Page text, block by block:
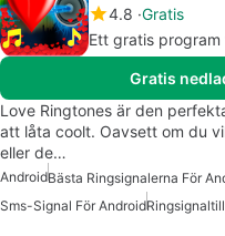
4.8 Gratis
Ett gratis
Gratis
Love Ringtones är den
att låta coolt. Oavsett om du
eller de…
AndroidBästa Ringsignalerna För
Sms-Signal För Android